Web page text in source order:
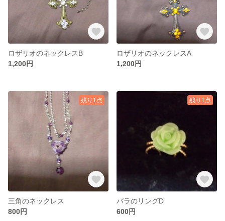
ロザリオのネックレスB
1,200円
ロザリオのネックレスA
1,200円
残り1点
三角のネックレス
800円
残り1点
バラのリングD
600円